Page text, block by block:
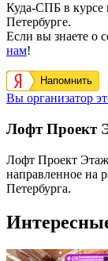
Куда-СПБ в курсе
Петербурге.
Если вы знаете о
нам!
Напомнить
Вы организатор
Лофт
Лофт Проект
направленное на
Петербурга.